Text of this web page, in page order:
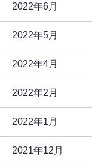
2022年6月
2022年5月
2022年4月
2022年2月
2022年1月
2021年12月